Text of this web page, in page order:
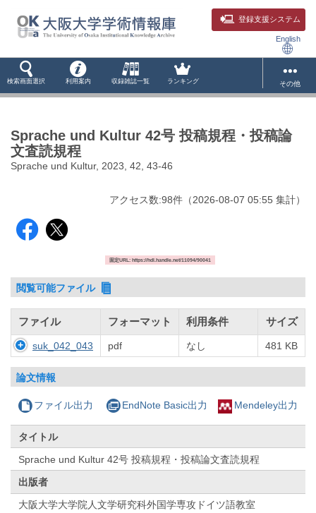
登録支援システム
English
検索画面選択 利用案内 収録雑誌一覧 ランキング その他
Sprache und Kultur 42号 投稿規程・投稿論
文査読規程
Sprache und Kultur, 2023, 42, 43-46
アクセス数:98件 （2026-08-07 05:55 集計）
固定URL: https://hdl.handle.net/11094/90041
閲覧可能ファイル
ファイル フォーマット 利用条件 サイズ
suk_042_043 pdf なし 481 KB
論文情報
ファイル出力 EndNote Basic出力 Mendeley出力
タイトル
Sprache und Kultur 42号 投稿規程・投稿論文査読規程
出版者
大阪大学大学院人文学研究科外国学専攻ドイツ語教室